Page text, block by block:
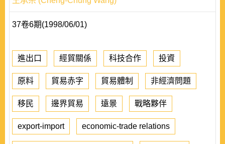
37卷6期(1998/06/01)
進出口 經貿關係 科技合作 投資
原料 貿易赤字 貿易體制 非經濟問題
移民 邊界貿易 遠景 戰略夥伴
export-import economic-trade relations